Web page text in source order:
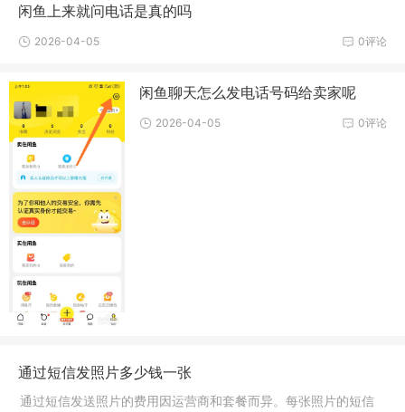
闲鱼上来就问电话是真的吗
0评论
2026-04-05
闲鱼聊天怎么发电话号码给卖家呢
0评论
2026-04-05
通过短信发照片多少钱一张
通过短信发送照片的费用因运营商和套餐而异。每张照片的短信